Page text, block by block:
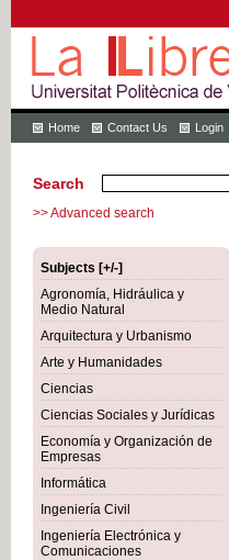
Home Contact Us Login
Search
>> Advanced search
Subjects [+/-]
Agronomía, Hidráulica y
Medio Natural
Arquitectura y Urbanismo
Arte y Humanidades
Ciencias
Ciencias Sociales y Jurídicas
Economía y Organización de
Empresas
Informática
Ingeniería Civil
Ingeniería Electrónica y
Comunicaciones